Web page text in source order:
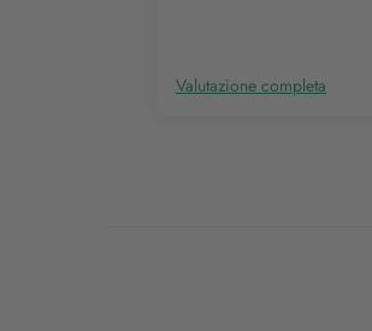
Valutazione completa